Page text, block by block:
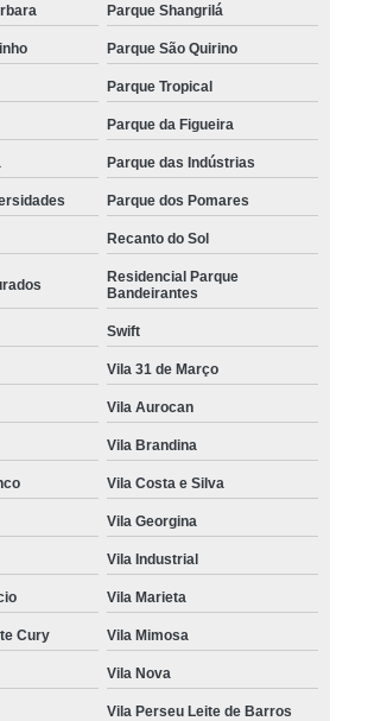
Parque Shangrilá
Parque São Quirino
Parque Tropical
Parque da Figueira
Parque das Indústrias
Parque dos Pomares
Recanto do Sol
Residencial Parque
Bandeirantes
Swift
Vila 31 de Março
Vila Aurocan
Vila Brandina
Vila Costa e Silva
Vila Georgina
Vila Industrial
Vila Marieta
Cury Vila Mimosa
Vila Nova
Vila Perseu Leite de Barros